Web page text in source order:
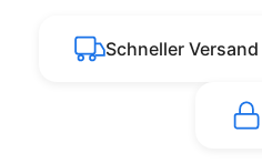
Schneller Versand